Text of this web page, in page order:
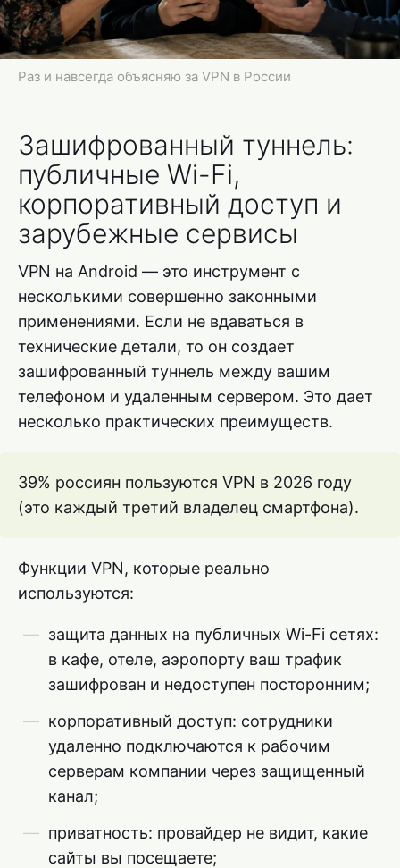
Раз и навсегда объясняю за VPN в России
Зашифрованный туннель:
публичные Wi-Fi,
корпоративный доступ и
зарубежные сервисы
VPN на Android — это инструмент с
несколькими совершенно законными
применениями. Если не вдаваться в
технические детали, то он создает
зашифрованный туннель между вашим
телефоном и удаленным сервером. Это дает
несколько практических преимуществ.
39% россиян пользуются VPN в 2026 году
(это каждый третий владелец смартфона).
Функции VPN, которые реально
используются:
защита данных на публичных Wi-Fi сетях:
в кафе, отеле, аэропорту ваш трафик
зашифрован и недоступен посторонним;
корпоративный доступ: сотрудники
удаленно подключаются к рабочим
серверам компании через защищенный
канал;
приватность: провайдер не видит, какие
сайты вы посещаете;